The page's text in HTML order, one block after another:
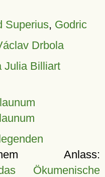
Superius, Godric
Drbola
Julia Billiart
Anlass:
Ökumenische